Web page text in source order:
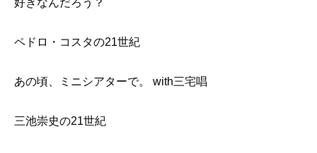
好きなんだろう？
ペドロ・コスタの21世紀
あの頃、ミニシアターで。 with三宅唱
三池崇史の21世紀